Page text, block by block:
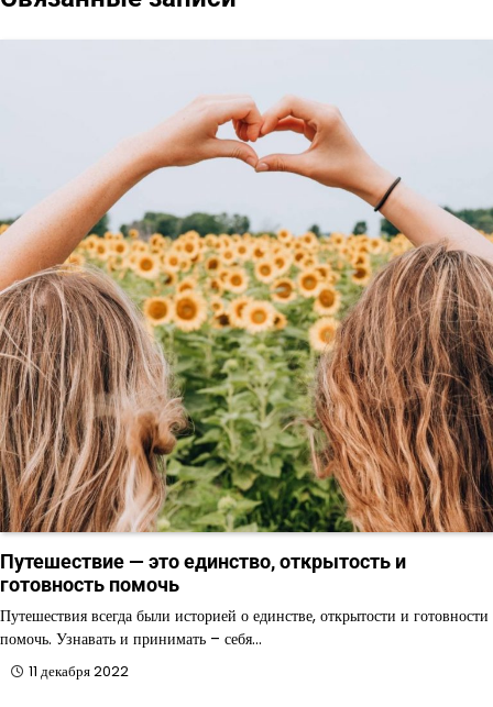
Путешествие — это единство, открытость и
готовность помочь
Путешествия всегда были историей о единстве, открытости и готовности
помочь. Узнавать и принимать – себя…
11 декабря 2022